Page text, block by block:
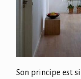
Son principe est